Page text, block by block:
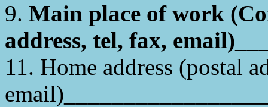
9. Main place of work
address, tel, fax, email)
11. Home address (postal
email)_